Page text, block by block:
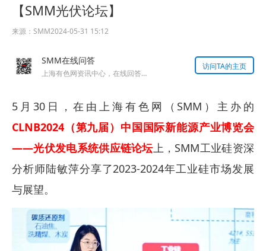
【SMM光伏论坛】
来源： SMM2024-05-31 15:12
SMM在线问答
上海有色网资讯中心，在线回答您的提问！
访问TA的主页
5月30日，在由上海有色网（SMM）主办的
CLNB2024（第九届）中国国际新能源产业博览会
——光伏发电系统供应链论坛上，SMM工业硅资深
分析师陆敏萍分享了2023-2024年工业硅市场发展
与展望。